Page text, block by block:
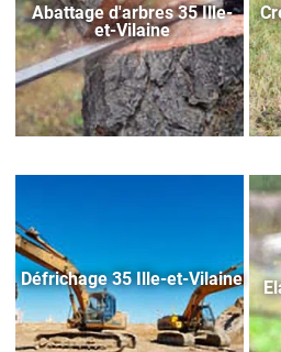
Abattage d'arbres 35 Ille-
et-Vilaine
Défrichage 35 Ille-et-Vilaine